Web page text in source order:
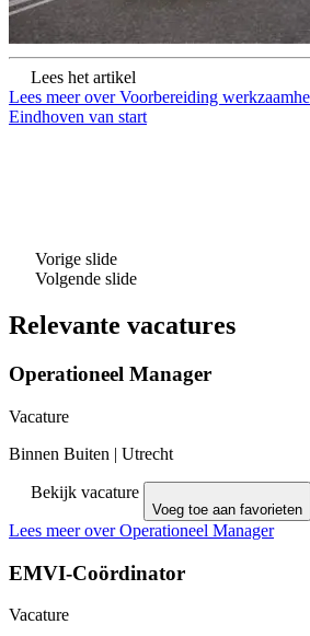
Lees het artikel
Lees meer over Voorbereiding
Eindhoven van start
Vorige slide
Volgende slide
Relevante vacatures
Operationeel Manager
Vacature
Binnen Buiten | Utrecht
Bekijk vacature
Voeg toe aan favorieten
Lees meer over Operationeel Manager
EMVI-Coördinator
Vacature